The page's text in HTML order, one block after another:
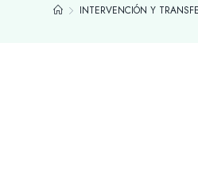
INTERVENCIÓN Y